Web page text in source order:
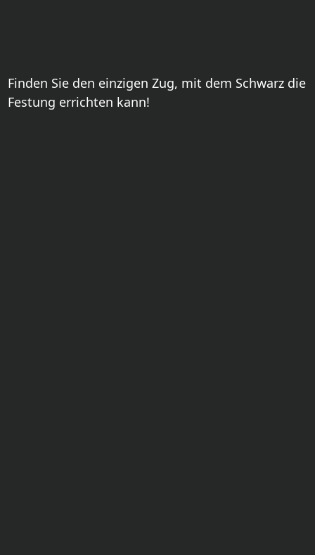
Finden Sie den einzigen Zug, mit dem Schwarz die
Festung errichten kann!